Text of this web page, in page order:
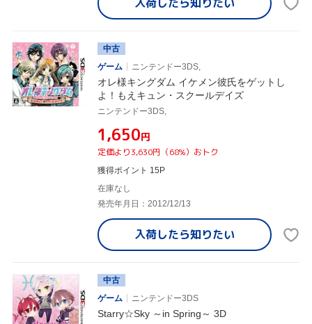
中古
ゲーム
ニンテンドー3DS,
オレ様キングダム イケメン彼氏をゲットし
よ！もえキュン・スクールデイズ
ニンテンドー3DS,
¥1,650円
定価より3,630円（68%）おトク
獲得ポイント 15P
在庫なし
発売年月日：2012/12/13
入荷したら知りたい
中古
ゲーム
ニンテンドー3DS
Starry☆Sky ～in Spring～ 3D